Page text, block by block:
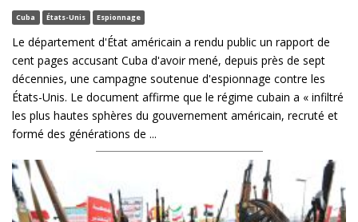
Cuba États-Unis Espionnage
Le département d'État américain a rendu public un rapport de
cent pages accusant Cuba d'avoir mené, depuis près de sept
décennies, une campagne soutenue d'espionnage contre les
États-Unis. Le document affirme que le régime cubain a « infiltré
les plus hautes sphères du gouvernement américain, recruté et
formé des générations de ...